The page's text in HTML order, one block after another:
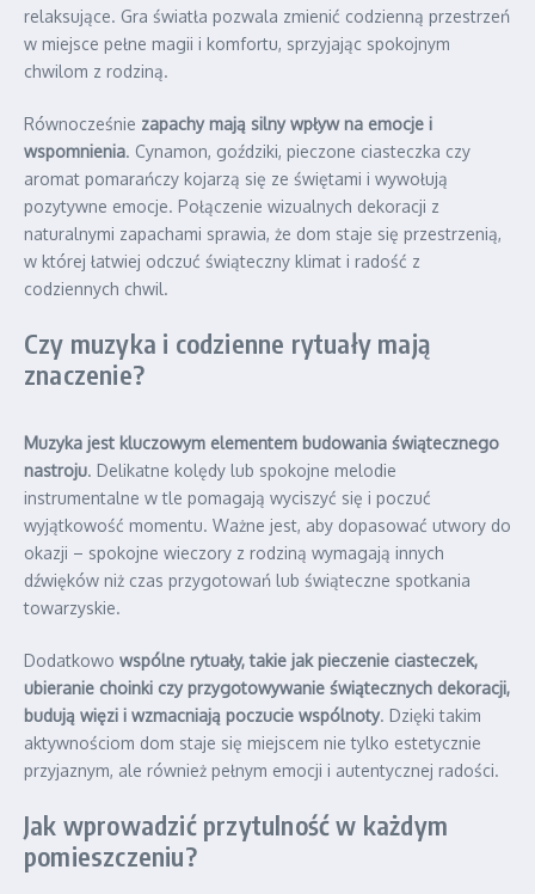
relaksujące. Gra światła pozwala zmienić codzienną przestrzeń
w miejsce pełne magii i komfortu, sprzyjając spokojnym
chwilom z rodziną.
Równocześnie zapachy mają silny wpływ na emocje i
wspomnienia. Cynamon, goździki, pieczone ciasteczka czy
aromat pomarańczy kojarzą się ze świętami i wywołują
pozytywne emocje. Połączenie wizualnych dekoracji z
naturalnymi zapachami sprawia, że dom staje się przestrzenią,
w której łatwiej odczuć świąteczny klimat i radość z
codziennych chwil.
Czy muzyka i codzienne rytuały mają
znaczenie?
Muzyka jest kluczowym elementem budowania świątecznego
nastroju. Delikatne kolędy lub spokojne melodie
instrumentalne w tle pomagają wyciszyć się i poczuć
wyjątkowość momentu. Ważne jest, aby dopasować utwory do
okazji – spokojne wieczory z rodziną wymagają innych
dźwięków niż czas przygotowań lub świąteczne spotkania
towarzyskie.
Dodatkowo wspólne rytuały, takie jak pieczenie ciasteczek,
ubieranie choinki czy przygotowywanie świątecznych dekoracji,
budują więzi i wzmacniają poczucie wspólnoty. Dzięki takim
aktywnościom dom staje się miejscem nie tylko estetycznie
przyjaznym, ale również pełnym emocji i autentycznej radości.
Jak wprowadzić przytulność w każdym
pomieszczeniu?